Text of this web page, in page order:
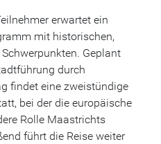
erwartet ein
mit historischen,
Geplant
durch
findet eine zweistündige
bei der die europäische
Rolle Maastrichts
führt die Reise weiter